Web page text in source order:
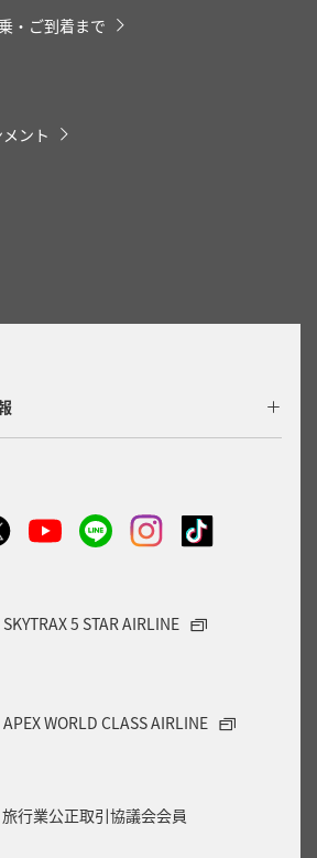
だいた条件でのもっともおトクな運賃とな
は最新ではない場合があります。[検索す
確認できない都市・日付となります。空席
の情報をご確認ください。
、燃油特別付加運賃
金などが含まれます。発券時に再計算する
があります。
においては、複数空港の中でのおトクな運
検索する
・ご到着まで
ント
SKYTRAX 5 STAR AIRLINE
APEX WORLD CLASS AIRLINE
旅行業公正取引協議会会員